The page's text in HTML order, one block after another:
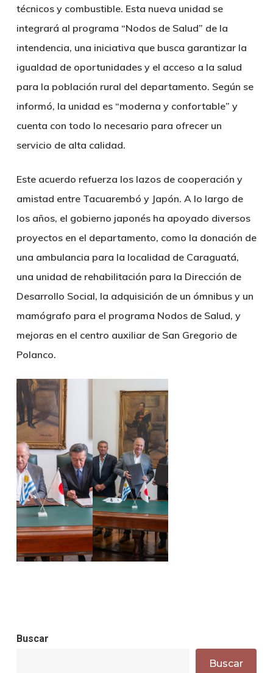
técnicos y combustible. Esta nueva unidad se
integrará al programa “Nodos de Salud” de la
intendencia, una iniciativa que busca garantizar la
igualdad de oportunidades y el acceso a la salud
para la población rural del departamento. Según se
informó, la unidad es “moderna y confortable” y
cuenta con todo lo necesario para ofrecer un
servicio de alta calidad.
Este acuerdo refuerza los lazos de cooperación y
amistad entre Tacuarembó y Japón. A lo largo de
los años, el gobierno japonés ha apoyado diversos
proyectos en el departamento, como la donación de
una ambulancia para la localidad de Caraguatá,
una unidad de rehabilitación para la Dirección de
Desarrollo Social, la adquisición de un ómnibus y un
mamógrafo para el programa Nodos de Salud, y
mejoras en el centro auxiliar de San Gregorio de
Polanco.
Buscar
Buscar